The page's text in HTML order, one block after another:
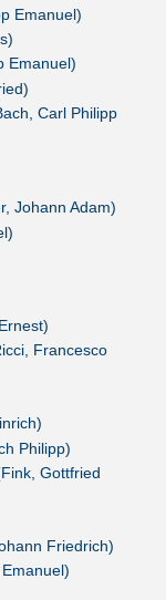
Emanuel)
Emanuel)
Carl Philipp
Johann Adam)
Francesco
Philipp)
Gottfried
Friedrich)